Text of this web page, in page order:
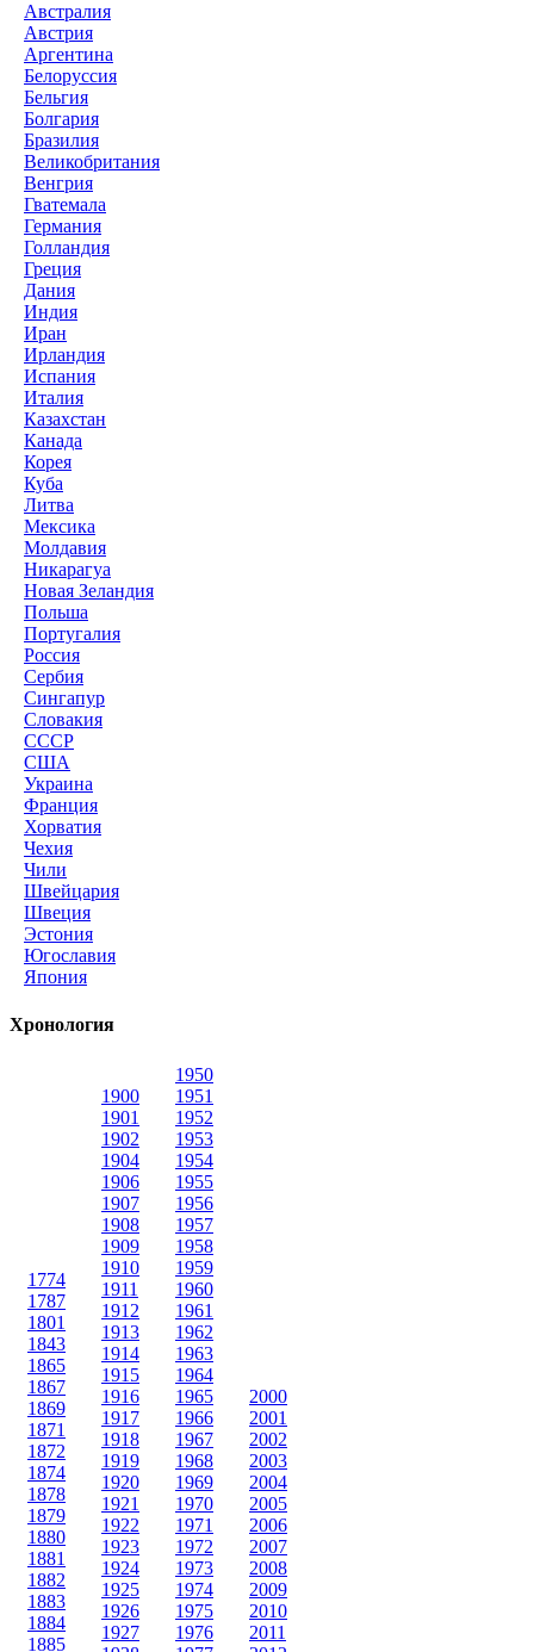
Австралия
Австрия
Аргентина
Белоруссия
Бельгия
Болгария
Бразилия
Великобритания
Венгрия
Гватемала
Германия
Голландия
Греция
Дания
Индия
Иран
Ирландия
Испания
Италия
Казахстан
Канада
Корея
Куба
Литва
Мексика
Молдавия
Никарагуа
Новая Зеландия
Польша
Португалия
Россия
Сербия
Сингапур
Словакия
СССР
США
Украина
Франция
Хорватия
Чехия
Чили
Швейцария
Швеция
Эстония
Югославия
Япония
Хронология
1774
1787
1801
1843
1865
1867
1869
1871
1872
1874
1878
1879
1880
1881
1882
1883
1884
1885
1900
1901
1902
1904
1906
1907
1908
1909
1910
1911
1912
1913
1914
1915
1916
1917
1918
1919
1920
1921
1922
1923
1924
1925
1926
1927
1950
1951
1952
1953
1954
1955
1956
1957
1958
1959
1960
1961
1962
1963
1964
1965
1966
1967
1968
1969
1970
1971
1972
1973
1974
1975
1976
2000
2001
2002
2003
2004
2005
2006
2007
2008
2009
2010
2011